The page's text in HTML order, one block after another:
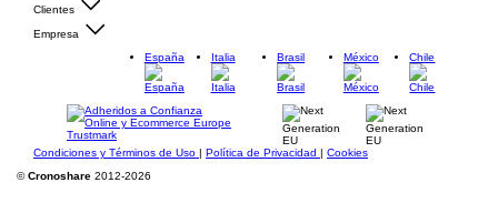
Clientes
Empresa
España
Italia Brasil México Chile
Condiciones y Términos de Uso | Política de Privacidad | Cookies
©Cronoshare 2012-2026